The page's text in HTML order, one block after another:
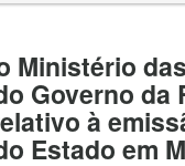
Ministério
Governo
à
Estado em